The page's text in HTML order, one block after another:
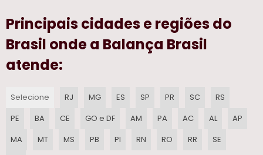
BALANCA TOLEDO PRECO
BALANCA ELETRONICA PARA PESAR GADO
BALANCA DE PESAR GADO
BALANCA ELETRONICA PARA BOVINOS
Principais cidades e regiões do
Brasil onde a Balança Brasil
atende:
Selecione RJ MG ES SP PR SC
RS
PE
BA CE GO e DF AM PA AC AL
AP
MA
MT MS PB PI RN RO RR
SE